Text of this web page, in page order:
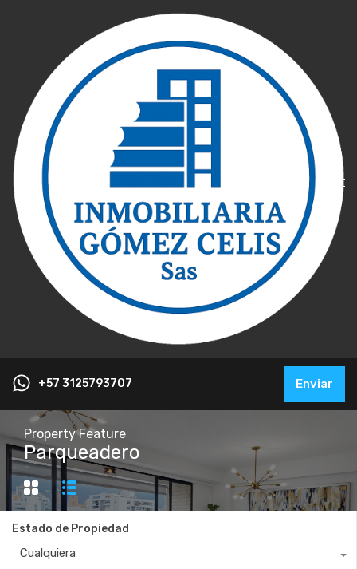
+57 3125793707 Enviar
Property Feature
Parqueadero
Estado de Propiedad
Cualquiera